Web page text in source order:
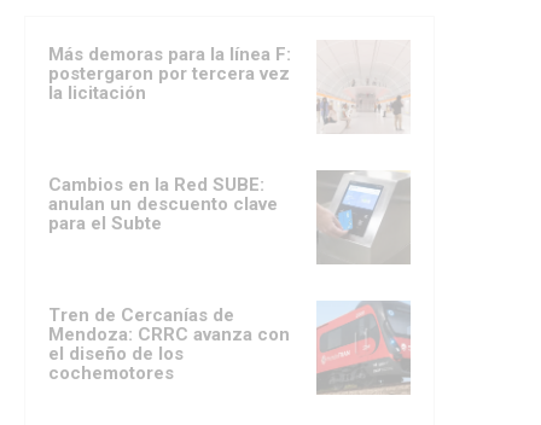
Más demoras para la línea F:
postergaron por tercera vez
la licitación
Cambios en la Red SUBE:
anulan un descuento clave
para el Subte
Tren de Cercanías de
Mendoza: CRRC avanza con
el diseño de los
cochemotores